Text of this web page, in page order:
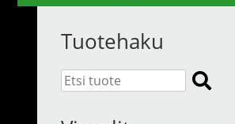
Tuotehaku